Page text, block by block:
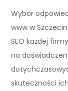
Wybór
www w
SEO każdej
na
skuteczności